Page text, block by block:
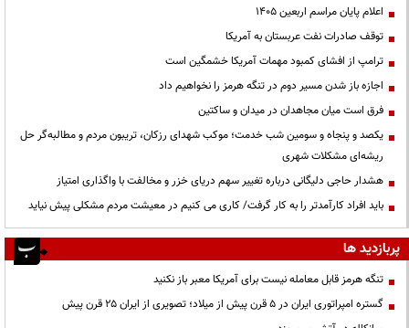
اعلام پایان مراسم اربعین ۱۴۰۵
توقف صادرات نفت عربستان به آمریکا
ترامپ از افشای کمبود مهمات آمریکا خشمگین است
اجازه باز شدن مسیر دوم در تنگه هرمز را نخواهیم داد
فرق است میان مجاهدان در میدان و ساکتین
یکصد و پنجاه و سومین شب خدمت؛ موکب شهدای رزکان، تریبون مردم و مطالبه‌گر حل
ریشه‌ای مشکلات شهری
هشدار حاجی دلیگانی درباره تغییر سهم دریای خزر و مخالفت با واگذاری امتیاز
باید افراد کارآمدتر را به کار گرفت/ کاری می کنیم در معیشت مردم مشکلی پیش نیاید
پربازدید ها
تنگه هرمز قابل معامله نیست برای آمریکا معبر باز نکنید
گستره امپراتوری ایران در ۵ قرن پیش از میلاد؛ تصویری از ایران ۲۵ قرن پیش